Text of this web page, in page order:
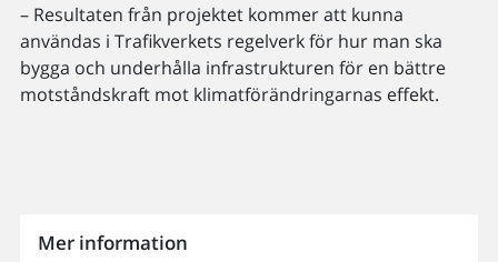
– Resultaten från projektet kommer att kunna
användas i Trafikverkets regelverk för hur man ska
bygga och underhålla infrastrukturen för en bättre
motståndskraft mot klimatförändringarnas effekt.
Mer information